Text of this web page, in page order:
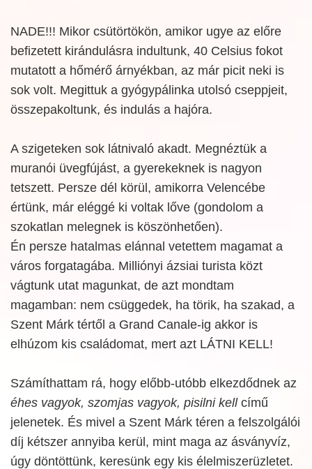
NADE!!! Mikor csütörtökön, amikor ugye az előre
befizetett kirándulásra indultunk, 40 Celsius fokot
mutatott a hőmérő árnyékban, az már picit neki is
sok volt. Megittuk a gyógypálinka utolsó cseppjeit,
összepakoltunk, és indulás a hajóra.
A szigeteken sok látnivaló akadt. Megnéztük a
muranói üvegfújást, a gyerekeknek is nagyon
tetszett. Persze dél körül, amikorra Velencébe
értünk, már eléggé ki voltak lőve (gondolom a
szokatlan melegnek is köszönhetően).
Én persze hatalmas elánnal vetettem magamat a
város forgatagába. Milliónyi ázsiai turista közt
vágtunk utat magunkat, de azt mondtam
magamban: nem csüggedek, ha törik, ha szakad, a
Szent Márk tértől a Grand Canale-ig akkor is
elhúzom kis családomat, mert azt LÁTNI KELL!
Számíthattam rá, hogy előbb-utóbb elkezdődnek az
éhes vagyok, szomjas vagyok, pisilni kellcímű
jelenetek. És mivel a Szent Márk téren a felszolgálói
díj kétszer annyiba kerül, mint maga az ásványvíz,
úgy döntöttünk, keresünk egy kis élelmiszerüzletet.